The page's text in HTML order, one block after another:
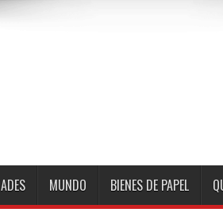
MUNDO BIENES DE PAPEL